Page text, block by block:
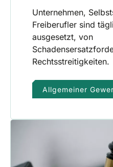
Unternehmen,
Freiberufler sind
ausgesetzt, von
Rechtsstreitigkeiten.
Allgemeiner